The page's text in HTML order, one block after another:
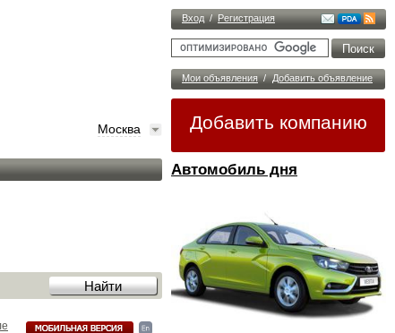
Вход / Регистрация
Мои объявления / Добавить объявление
Добавить компанию
Автомобиль дня
Москва